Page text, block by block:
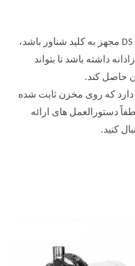
اگر پمپ پمپ کفکش مستغرق چدنی ابارا DS مجهز به کلید شناور باشد،
داشته باشد تا بتواند
حاصل کند.
دارد که روی مخزن ثابت شده
دستورالعمل های ارائه
کنید.